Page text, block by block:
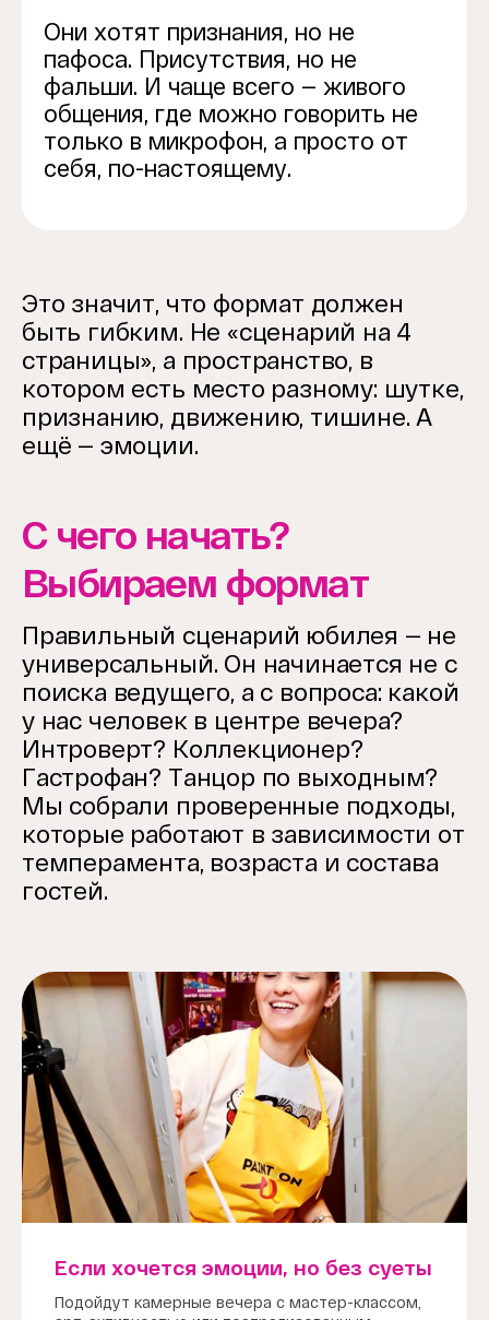
Они хотят признания, но не
пафоса. Присутствия, но не
фальши. И чаще всего — живого
общения, где можно говорить не
только в микрофон, а просто от
себя, по-настоящему.
Это значит, что формат должен
быть гибким. Не «сценарий на 4
страницы», а пространство, в
котором есть место разному: шутке,
признанию, движению, тишине. А
ещё — эмоции.
С чего начать?
Выбираем формат
Правильный сценарий юбилея — не
универсальный. Он начинается не с
поиска ведущего, а с вопроса: какой
у нас человек в центре вечера?
Интроверт? Коллекционер?
Гастрофан? Танцор по выходным?
Мы собрали проверенные подходы,
которые работают в зависимости от
темперамента, возраста и состава
гостей.
Если хочется эмоции, но без суеты
Подойдут камерные вечера с мастер-классом,